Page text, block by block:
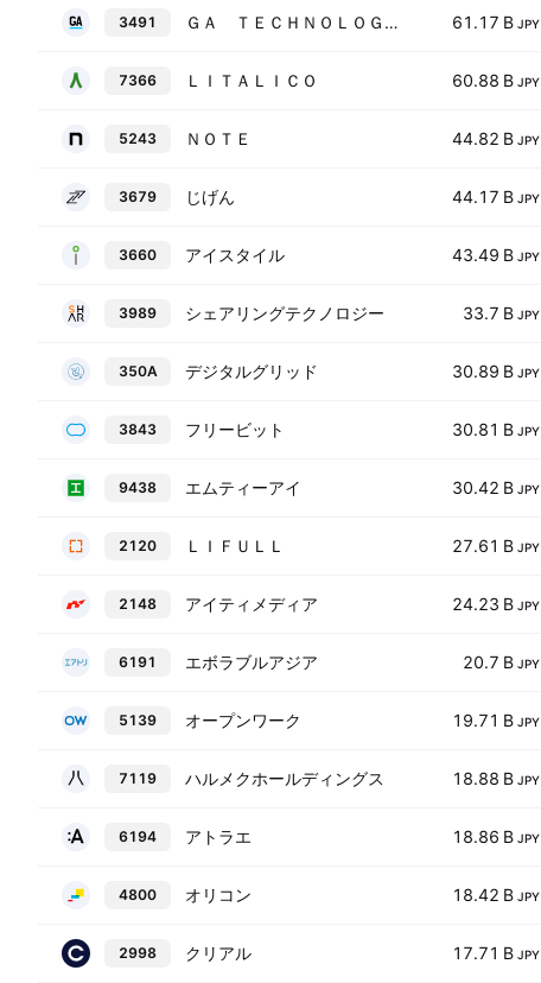
3491 ＧＡ ＴＥＣＨＮＯＬＯＧＩＥＳ 61.17 B JPY
7366 ＬＩＴＡＬＩＣＯ 60.88 B JPY
5243 ＮＯＴＥ 44.82 B JPY
3679 じげん 44.17 B JPY
3660 アイスタイル 43.49 B JPY
3989 シェアリングテクノロジー 33.7 B JPY
350A デジタルグリッド 30.89 B JPY
3843 フリービット 30.81 B JPY
9438 エムティーアイ 30.42 B JPY
2120 ＬＩＦＵＬＬ 27.61 B JPY
2148 アイティメディア 24.23 B JPY
6191 エボラブルアジア 20.7 B JPY
5139 オープンワーク 19.71 B JPY
7119 ハルメクホールディングス 18.88 B JPY
6194 アトラエ 18.86 B JPY
4800 オリコン 18.42 B JPY
2998 クリアル 17.71 B JPY